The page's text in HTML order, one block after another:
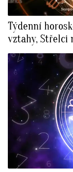
Týdenní
vztahy,